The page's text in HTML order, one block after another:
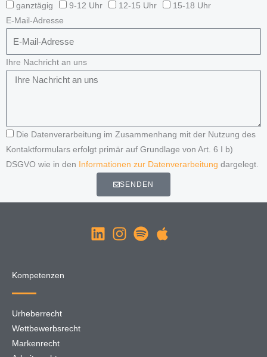
ganztägig
9-12 Uhr 12-15 Uhr
15-18 Uhr
E-Mail-Adresse
Ihre Nachricht an uns
Die Datenverarbeitung im Zusammenhang mit der Nutzung des
Kontaktformulars erfolgt primär auf Grundlage von Art. 6 I b)
DSGVO wie in den
Informationen zur Datenverarbeitung dargelegt.
SENDEN
Kompetenzen
Urheberrecht
Wettbewerbsrecht
Markenrecht